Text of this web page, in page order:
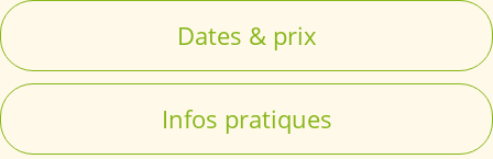
Dates & prix
Infos pratiques